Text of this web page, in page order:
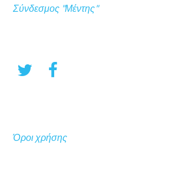
Σύνδεσμος "Μέντης"
Όροι χρήσης